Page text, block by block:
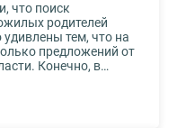
что поиск
родителей
тем, что на
предложений от
Конечно, в
–
недалеко от